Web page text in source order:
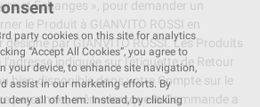
et Échanges », pour demander un
le Produit à GIANVITO ROSSI en
par GIANVITO ROSSI. Les Produits
indiquée sur l'étiquette de Retour
bien disponible dans votre Compte sur le
personnel, même lorsque la Commande a
party cookies on this site for analytics
“Accept All Cookies”, you agree to
your device, to enhance site navigation,
assist in our marketing efforts. By
deny all of them. Instead, by clicking